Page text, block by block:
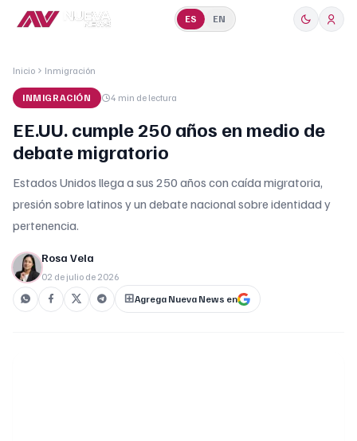
ES EN
Inicio Inmigración
INMIGRACIÓN 4 min de lectura
EE.UU. cumple 250 años en medio de
debate migratorio
Estados Unidos llega a sus 250 años con caída migratoria,
presión sobre latinos y un debate nacional sobre identidad y
pertenencia.
Rosa Vela
02 de julio de 2026
Agrega Nueva News en